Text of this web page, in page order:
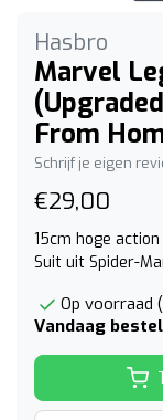
Hasbro
Marvel
From
Schrijf je eigen
€29,00
15cm hoge
Suit uit Spider-
Op voorraad
Vandaag